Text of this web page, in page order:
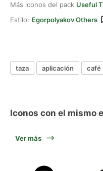
Más iconos del pack Useful
Estilo: Egorpolyakov Others
taza aplicación café
Iconos con el mismo
Ver más